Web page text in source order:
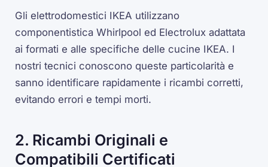
Gli elettrodomestici IKEA utilizzano
componentistica Whirlpool ed Electrolux adattata
ai formati e alle specifiche delle cucine IKEA. I
nostri tecnici conoscono queste particolarità e
sanno identificare rapidamente i ricambi corretti,
evitando errori e tempi morti.
2. Ricambi Originali e
Compatibili Certificati